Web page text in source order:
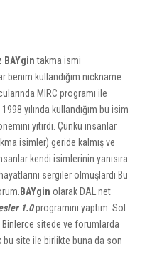
BAYgintakma ismi
benim kullandığım nickname
MIRC programı ile
yılında kullandığım bu isim
yitirdi. Çünkü insanlar
isimler) geride kalmış ve
kendi isimlerinin yanısıra
sergiler olmuşlardı.Bu
BAYgin olarak DAL.net
1.0programını yaptım. Sol
sitede ve forumlarda
bu site ile birlikte buna da son